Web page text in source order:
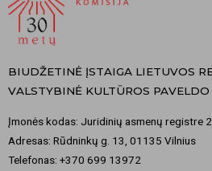
BIUDŽETINĖ ĮSTAIGA LIETUVOS
VALSTYBINĖ KULTŪROS
Įmonės kodas: Juridinių asmenų registre
Adresas: Rūdninkų g. 13, 01135 Vilnius
Telefonas: +370 699 13972